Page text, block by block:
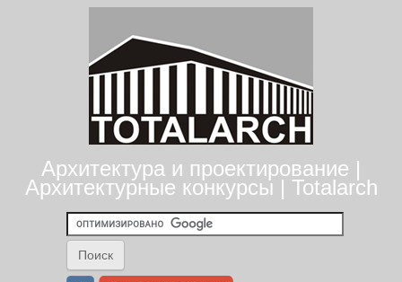
Архитектура и проектирование |
Архитектурные конкурсы | Totalarch